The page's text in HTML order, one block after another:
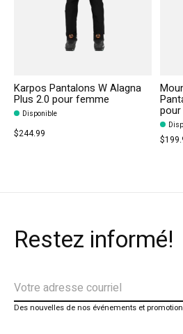
Karpos Pantalons W Alagna
Plus 2.0 pour femme
Disponible
$244.99
Restez informé!
Des nouvelles de nos événements et